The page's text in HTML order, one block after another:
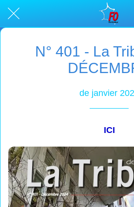
N° 401 - La
de janvier
ICI